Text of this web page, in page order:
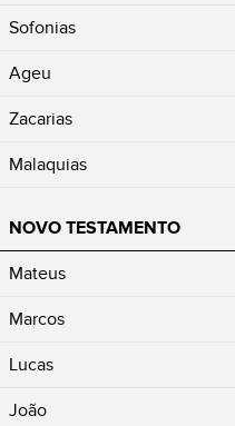
Sofonias
Ageu
Zacarias
Malaquias
NOVO TESTAMENTO
Mateus
Marcos
Lucas
João